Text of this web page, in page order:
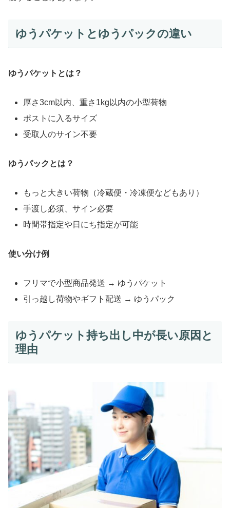
ゆうパケットとゆうパックの違い
ゆうパケットとは？
厚さ3cm以内、重さ1kg以内の小型荷物
ポストに入るサイズ
受取人のサイン不要
ゆうパックとは？
もっと大きい荷物（冷蔵便・冷凍便などもあり）
手渡し必須、サイン必要
時間帯指定や日にち指定が可能
使い分け例
フリマで小型商品発送 → ゆうパケット
引っ越し荷物やギフト配送 → ゆうパック
ゆうパケット持ち出し中が長い原因と
理由